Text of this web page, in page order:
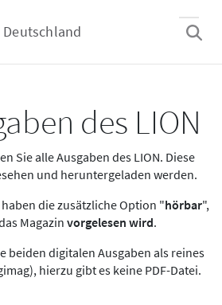
Deutschland
des LION
Sie alle Ausgaben des LION. Diese
und heruntergeladen werden.
die zusätzliche Option "hörbar",
Magazin vorgelesen wird.
beiden digitalen Ausgaben als reines
hierzu gibt es keine PDF-Datei.